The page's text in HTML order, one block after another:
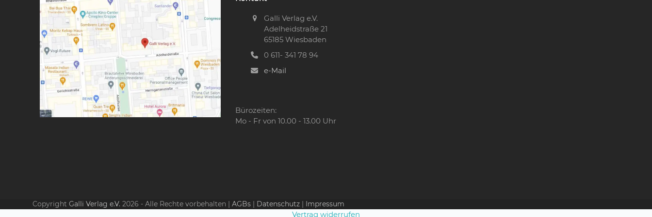
Galli Verlag e.V.
Adelheidstraße 21
65185 Wiesbaden
0 611- 341 78 94
e-Mail
Bürozeiten:
Mo - Fr von 10.00 - 13.00 Uhr
CopyrightGalli Verlag e.V.2026 - Alle Rechte vorbehalten |AGBs Datenschutz Impressum
Vertrag widerrufen